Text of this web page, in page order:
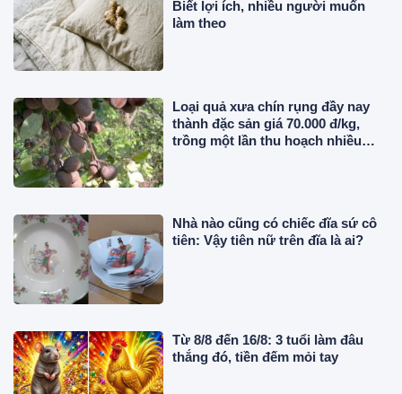
Biết lợi ích, nhiều người muốn
làm theo
Loại quả xưa chín rụng đầy nay
thành đặc sản giá 70.000 đ/kg,
trồng một lần thu hoạch nhiều
Nhà nào cũng có chiếc đĩa sứ cô
tiên: Vậy tiên nữ trên đĩa là ai?
Từ 8/8 đến 16/8: 3 tuổi làm đâu
thắng đó, tiền đếm mỏi tay